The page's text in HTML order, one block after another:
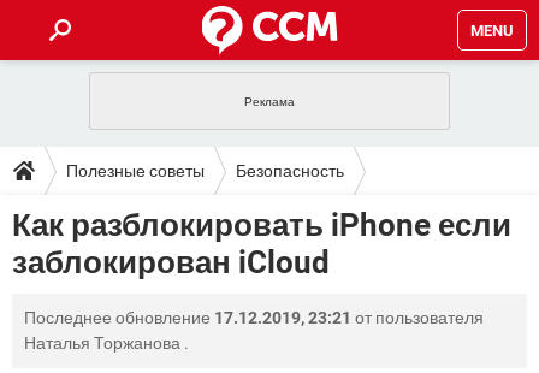
MENU
INSTAGRAM FACEBOOK
ИГРЫ WINDOWS 10
ВКОНТАКТЕ ВИДЕО
ПОЛЕЗНЫЕ СОВЕТЫ
TIKTOK TELEGRAM
WHATSAPP INSTAGRAM
WINDOWS 10 ВКОНТАКТЕ
ЗАГРУЗКИ
TIKTOK TELEGRAM
FACEBOOK
ФОРУМ
TIKTOK TELEGRAM
ЭНЦИКЛОПЕДИЯ
Полезные советы Безопасность
Как разблокировать iPhone если
заблокирован iCloud
Последнее обновление 17.12.2019, 23:21 от пользователя
Наталья Торжанова .